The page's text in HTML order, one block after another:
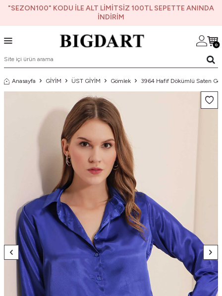
"SEZON100" KODU İLE ALT LİMİTSİZ 100TL SEPETTE ANINDA
İNDİRİM
0
Anasayfa GİYİM ÜST GİYİM Gömlek 3964 Hafif Dökümlü Saten